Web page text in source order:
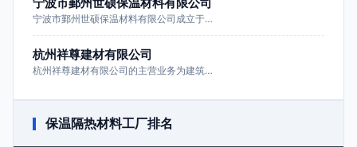
宁波市鄞州世硕保温材料有限公司成立于…
杭州祥尊建材有限公司
杭州祥尊建材有限公司的主营业务为建筑…
保温隔热材料工厂排名